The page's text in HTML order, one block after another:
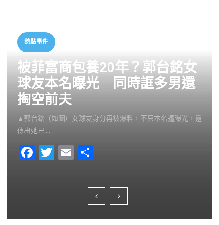
熱點事件
被菲富商包養20年？郭台銘女
球友本名曝光 同時誆多男還
掏空前夫
▲郭台銘（如圖）女球友身分再被爆料，不只本名遭曝光，還
傳出她已 …
F
b
T
E
ar
e